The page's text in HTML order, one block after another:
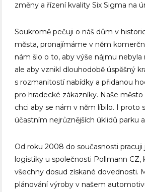
změny a řízení kvality Six Sigma na
Soukromě pečuji o náš dům v
města, pronajímáme v něm
nám šlo o to, aby výše nájmu
ale aby vznikl dlouhodobě úspěšný
s rozmanitostí nabídky a přidanou
pro hradecké zákazníky. Naše
chci aby se nám v něm líbilo. I proto
účastním nejrůznějších úklidů parku
Od roku 2008 do současnosti pracuji
logistiky u společnosti Pollmann CZ,
všechny dosud získané dovednosti.
plánování výroby v našem